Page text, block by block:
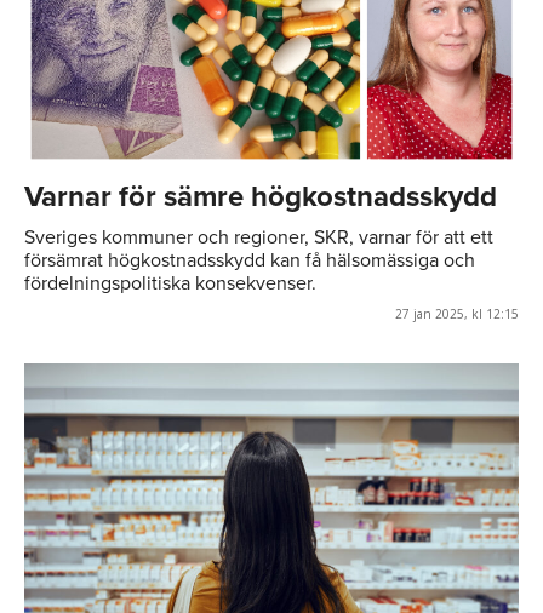
Varnar för sämre högkostnadsskydd
Sveriges kommuner och regioner, SKR, varnar för att ett
försämrat högkostnadsskydd kan få hälsomässiga och
fördelningspolitiska konsekvenser.
27 jan 2025, kl 12:15